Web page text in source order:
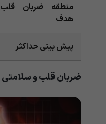
منطقه ضربان قلب
هدف
پیش بینی حداکثر
ضربان قلب و سلامتی